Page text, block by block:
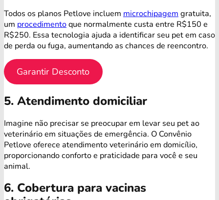
Todos os planos Petlove incluem microchipagem gratuita,
um procedimentoque normalmente custa entre R$150 e
R$250. Essa tecnologia ajuda a identificar seu pet em caso
de perda ou fuga, aumentando as chances de reencontro.
Garantir Desconto
5. Atendimento domiciliar
Imagine não precisar se preocupar em levar seu pet ao
veterinário em situações de emergência. O Convênio
Petlove oferece atendimento veterinário em domicílio,
proporcionando conforto e praticidade para você e seu
animal.
6. Cobertura para vacinas